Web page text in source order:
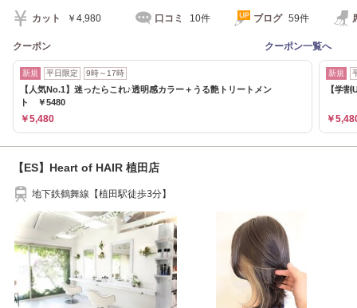
カット ￥4,980 口コミ 10件 ブログ 59件
クーポン クーポン一覧へ
新規 平日限定 9時～17時
【人気No.1】迷ったらこれ♪透明感カラー＋うる艶トリートメン
ト ￥5480
￥5,480
新規
【学
￥
【ES】Heart of HAIR 植田店
地下鉄鶴舞線【植田駅徒歩3分】